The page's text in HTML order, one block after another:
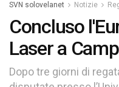
SVN solovelanet Notizie
Concluso
Laser a
Dopo tre giorni di